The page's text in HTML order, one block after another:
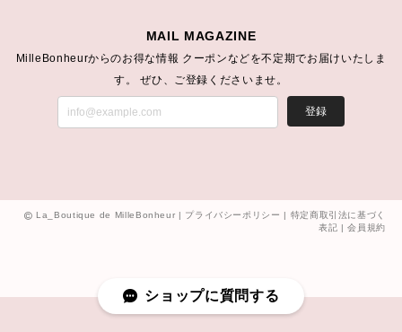
MAIL MAGAZINE
MilleBonheurからのお得な情報 クーポンなどを不定期でお届けいたしま
す。 ぜひ、ご登録くださいませ。
登録
La_Boutique de MilleBonheur | プライバシーポリシー | 特定商取引法に基づく
表記 |会員規約
ショップに質問する